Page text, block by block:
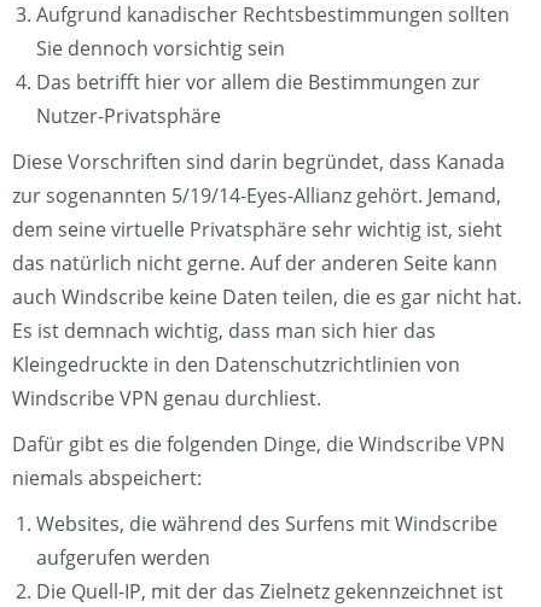
Aufgrund kanadischer Rechtsbestimmungen sollten
Sie dennoch vorsichtig sein
Das betrifft hier vor allem die Bestimmungen zur
Nutzer-Privatsphäre
Diese Vorschriften sind darin begründet, dass Kanada
zur sogenannten 5/19/14-Eyes-Allianz gehört. Jemand,
dem seine virtuelle Privatsphäre sehr wichtig ist, sieht
das natürlich nicht gerne. Auf der anderen Seite kann
auch Windscribe keine Daten teilen, die es gar nicht hat.
Es ist demnach wichtig, dass man sich hier das
Kleingedruckte in den Datenschutzrichtlinien von
Windscribe VPN genau durchliest.
Dafür gibt es die folgenden Dinge, die Windscribe VPN
niemals abspeichert:
Websites, die während des Surfens mit Windscribe
aufgerufen werden
Die Quell-IP, mit der das Zielnetz gekennzeichnet ist